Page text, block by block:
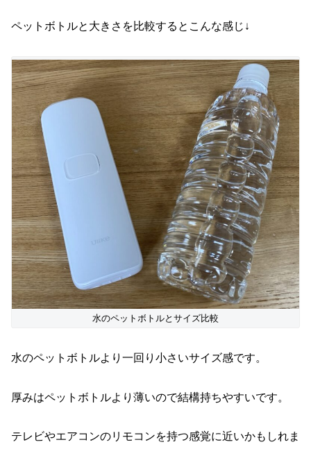
ペットボトルと大きさを比較するとこんな感じ↓
水のペットボトルとサイズ比較
水のペットボトルより一回り小さいサイズ感です。
厚みはペットボトルより薄いので結構持ちやすいです。
テレビやエアコンのリモコンを持つ感覚に近いかもしれま